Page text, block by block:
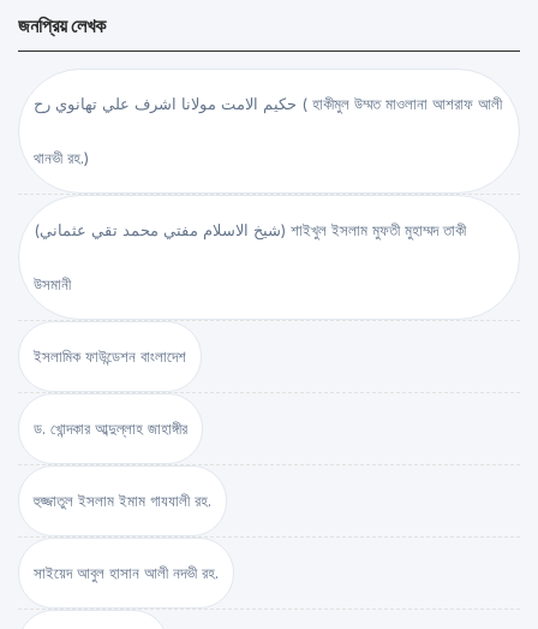
জনপ্রিয় লেখক
حكيم الامت مولانا اشرف علي تهانوي رح ( হাকীমুল উম্মত মাওলানা আশরাফ আলী
থানভী রহ.)
(شيخ الاسلام مفتي محمد تقي عثماني) শাইখুল ইসলাম মুফতী মুহাম্মদ তাকী
উসমানী
ইসলামিক ফাউন্ডেশন বাংলাদেশ
ড. খোন্দকার আব্দুল্লাহ জাহাঙ্গীর
হুজ্জাতুল ইসলাম ইমাম গাযযালী রহ.
সাইয়েদ আবুল হাসান আলী নদভী রহ.